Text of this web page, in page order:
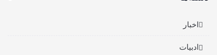
اخبار
ادبیات